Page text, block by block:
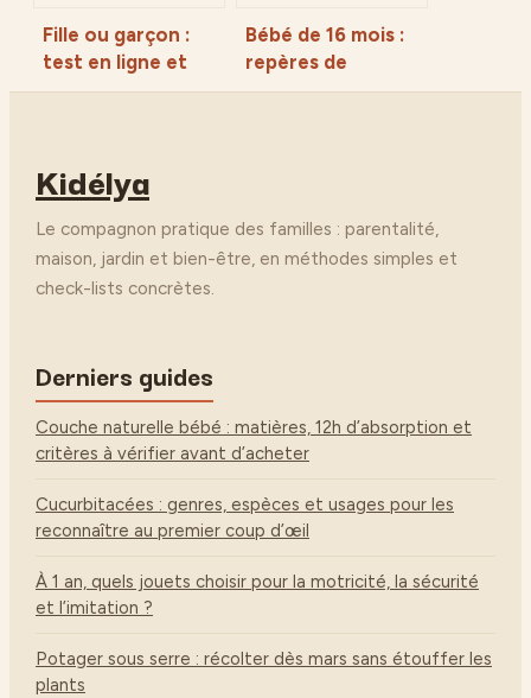
Fille ou garçon :
test en ligne et
mythes face à la
Bébé de 16 mois :
repères de
développement,
Kidélya
Le compagnon pratique des familles : parentalité,
maison, jardin et bien-être, en méthodes simples et
check-lists concrètes.
Derniers guides
Couche naturelle bébé : matières, 12h d’absorption et
critères à vérifier avant d’acheter
Cucurbitacées : genres, espèces et usages pour les
reconnaître au premier coup d’œil
À 1 an, quels jouets choisir pour la motricité, la sécurité
et l’imitation ?
Potager sous serre : récolter dès mars sans étouffer les
plants